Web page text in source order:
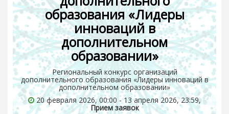
образования «Лидеры
инноваций в
дополнительном
образовании»
Региональный конкурс организаций
дополнительного образования «Лидеры инноваций в
дополнительном образовании»
20 февраля 2026, 00:00 - 13 апреля 2026, 23:59,
Прием заявок